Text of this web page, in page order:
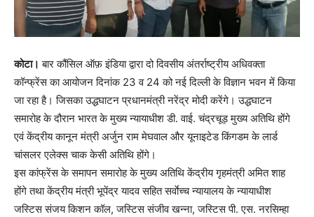
कोटा। बार कौंसिल ऑफ़ इंडिया द्वारा दो दिवसीय अंतर्राष्ट्रीय अधिवक्ता
कॉन्फ्रेंस का आयोजन दिनांक 23 व 24 को नई दिल्ली के विज्ञान भवन में किया
जा रहा है। जिसका उद्धघाटन प्रधानमंत्री नरेंद्र मोदी करेंगे। उद्धघाटन
समारोह के दौरान भारत के मुख्य न्यायाधीश डी. वाई. चंद्रचूड़ मुख्य अतिथि होंगे
एवं केंद्रीय कानून मंत्री अर्जुन राम मेघवाल और यूनाइटेड किंगडम के लार्ड
चांसलर एलेक्स चाक केसी अतिथि होंगे।
इस कांफ्रेंस के समापन समारोह के मुख्य अतिथि केंद्रीय गृहमंत्री अमित शाह
होंगे तथा केंद्रीय मंत्री भूपेंद्र यादव सहित सर्वाेच्च न्यायालय के न्यायाधीश
जस्टिस संजय किशन कॉल, जस्टिस संजीव खन्ना, जस्टिस पी. एस. नरसिम्हा